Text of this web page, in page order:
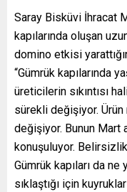
Saray Bisküvi İhracat
kapılarında oluşan
domino etkisi
“Gümrük kapılarında
üreticilerin sıkıntısı
sürekli değişiyor. Ürün
değişiyor. Bunun Mart
konuşuluyor.
Gümrük kapıları da ne
sıklaştığı için